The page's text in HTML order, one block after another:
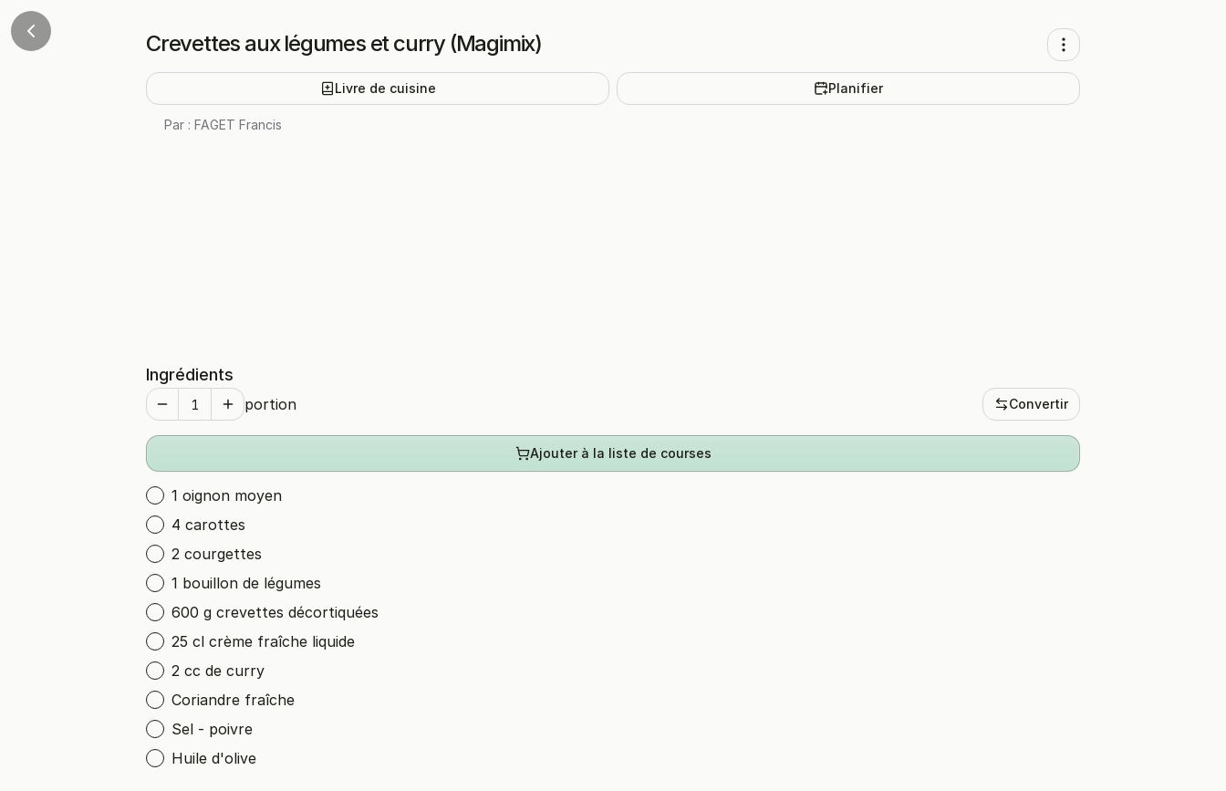
Crevettes aux légumes et curry (Magimix)
Livre de cuisine Planifier
Par : FAGET Francis
Ingrédients
portion Convertir
Ajouter à la liste de courses
1 oignon moyen
4 carottes
2 courgettes
1 bouillon de légumes
600 g crevettes décortiquées
25 cl crème fraîche liquide
2 cc de curry
Coriandre fraîche
Sel - poivre
Huile d'olive